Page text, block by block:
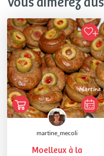
Vous aimerez
martine_mecoli
Moelleux à la